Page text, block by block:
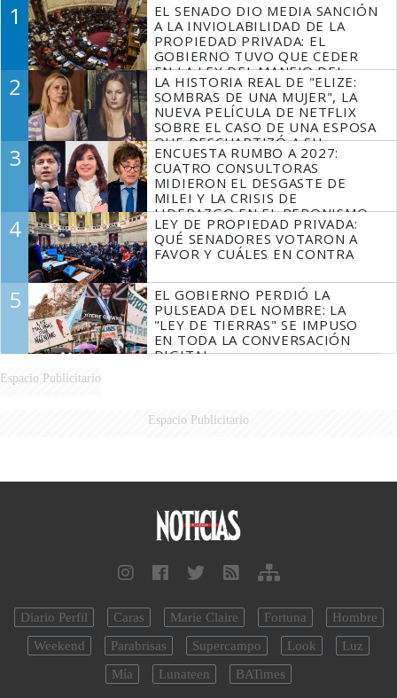
1
EL SENADO DIO MEDIA SANCIÓN
A LA INVIOLABILIDAD DE LA
PROPIEDAD PRIVADA: EL
GOBIERNO TUVO QUE CEDER
EN LA LEY DEL MANEJO DEL
FUEGO
2
LA HISTORIA REAL DE "ELIZE:
SOMBRAS DE UNA MUJER", LA
NUEVA PELÍCULA DE NETFLIX
SOBRE EL CASO DE UNA ESPOSA
QUE DESCUARTIZÓ A SU
MARIDO
3
ENCUESTA RUMBO A 2027:
CUATRO CONSULTORAS
MIDIERON EL DESGASTE DE
MILEI Y LA CRISIS DE
LIDERAZGO EN EL PERONISMO
4
LEY DE PROPIEDAD PRIVADA:
QUÉ SENADORES VOTARON A
FAVOR Y CUÁLES EN CONTRA
5
EL GOBIERNO PERDIÓ LA
PULSEADA DEL NOMBRE: LA
"LEY DE TIERRAS" SE IMPUSO
EN TODA LA CONVERSACIÓN
DIGITAL
Espacio Publicitario
Espacio Publicitario
Diario Perfil Caras Marie Claire Fortuna
Hombre
Weekend
Parabrisas Supercampo Look
Luz
Mía
Lunateen BATimes